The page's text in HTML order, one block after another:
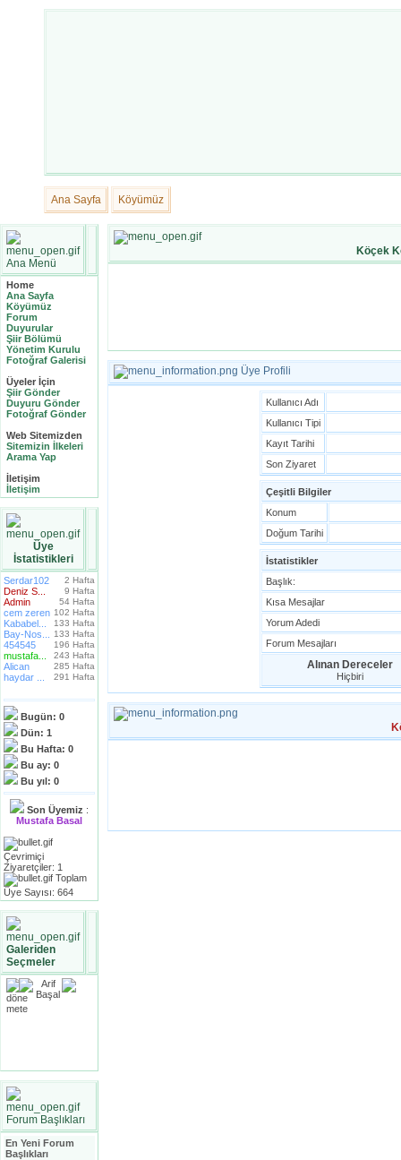
Ana Sayfa Köyümüz
Ana Menü
Home
Ana Sayfa
Köyümüz
Forum
Duyurular
Şiir Bölümü
Yönetim Kurulu
Fotoğraf Galerisi
Üyeler İçin
Şiir Gönder
Duyuru Gönder
Fotoğraf Gönder
Web Sitemizden
Sitemizin İlkeleri
Arama Yap
İletişim
İletişim
Üye
İstatistikleri
Serdar102 2 Hafta
Deniz S... 9 Hafta
Admin 54 Hafta
cem zeren 102 Hafta
Kababel... 133 Hafta
Bay-Nos... 133 Hafta
454545 196 Hafta
mustafa... 243 Hafta
Alican 285 Hafta
haydar ... 291 Hafta
Bugün: 0
Dün: 1
Bu Hafta: 0
Bu ay: 0
Bu yıl: 0
Son Üyemiz :
Mustafa Basal
Çevrimiçi
Ziyaretçiler: 1
Toplam
Üye Sayısı: 664
Galeriden
Seçmeler
Forum Başlıkları
En Yeni Forum
Başlıkları
Köçek
Üye Profili
Kullanıcı Adı
Kullanıcı Tipi
Kayıt Tarihi
Son Ziyaret
Çeşitli Bilgiler
Konum
Doğum Tarihi
İstatistikler
Başlık:
Kısa Mesajlar
Yorum Adedi
Forum Mesajları
Alınan Dereceler
Hiçbiri